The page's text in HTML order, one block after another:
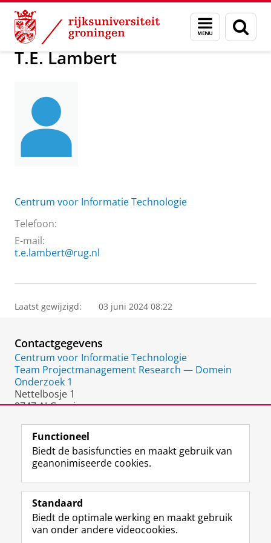
Skip
Content
Skip
Navigation
Menu
en
zoeken
Over ons T.E. Lambert
T.E. Lambert
Centrum voor Informatie Technologie
Telefoon:
E-mail:
t.e.lambert@rug.nl
Laatst gewijzigd: 03 juni 2024 08:22
Contactgegevens
Centrum voor Informatie Technologie
Team Projectmanagement Research — Domein
Onderzoek 1
Nettelbosje 1
9747 AJ Groningen
Volg de RUG
F
a
e
b
L
i
k
e
R
S
-
f
I
n
t
Y
o
T
Studiekiezers
Functioneel
Biedt de basisfuncties en maakt gebruik van
geanonimiseerde cookies.
Standaard
Biedt de optimale werking en maakt gebruik
van onder andere videocookies.